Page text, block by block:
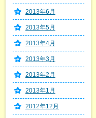
2013年6月
2013年5月
2013年4月
2013年3月
2013年2月
2013年1月
2012年12月